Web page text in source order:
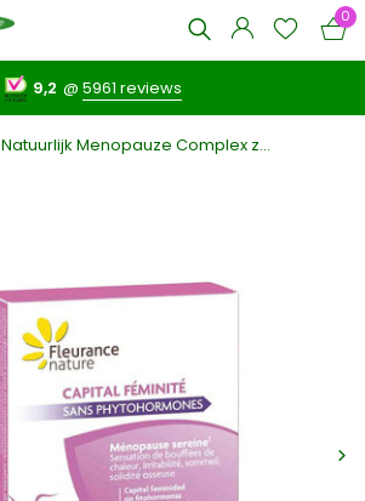
0
9,2 @5961 reviews
Natuurlijk Menopauze Complex z...